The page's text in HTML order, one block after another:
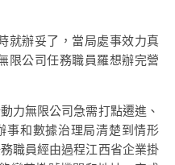
就辦妥了，當局處事效力真
限公司任務職員羅想辦完營
力無限公司急需打點遷進、
事和數據治理局清楚到情形
職員經由過程江西省企業掛